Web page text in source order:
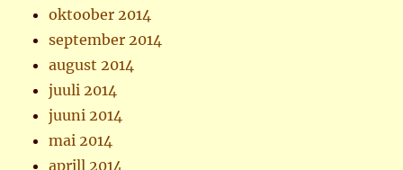
oktoober 2014
september 2014
august 2014
juuli 2014
juuni 2014
mai 2014
aprill 2014